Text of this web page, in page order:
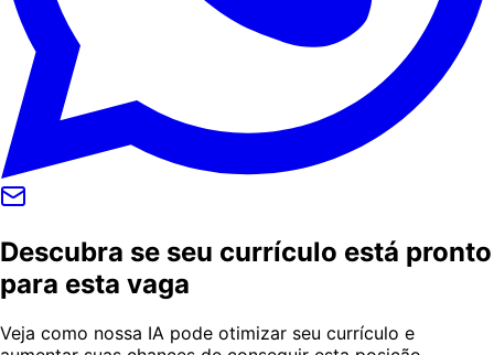
Descubra se seu currículo está pronto
para esta vaga
Veja como nossa IA pode otimizar seu currículo e